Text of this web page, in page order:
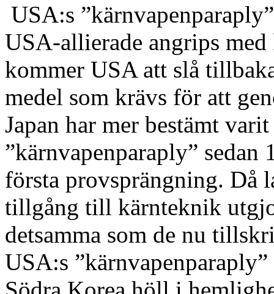
USA:s
USA-allierade angrips med
kommer USA att slå
medel som krävs för att
Japan har mer bestämt
”kärnvapenparaply”
första provsprängning. Då
tillgång till kärnteknik
detsamma som de nu
USA:s